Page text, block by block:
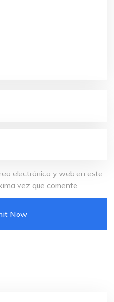
electrónico y web en este
vez que comente.